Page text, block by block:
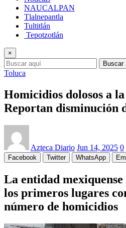
NAUCALPAN
Tlalnepantla
Tultitlán
Tepotzotlán
×
Buscar
Toluca
Homicidios dolosos a
Reportan disminución
Azteca Diario Jun 14, 2025 0
Facebook Twitter WhatsApp
La entidad mexiquense
los primeros lugares
número de homicidios